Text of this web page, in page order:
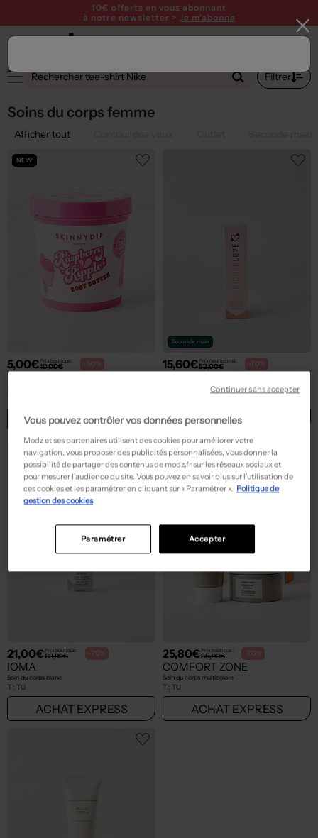
10€ offerts en vous abonnant
à notre newsletter > Je m'abonne
Filtrer
Soins du corps femme
Afficher tout
NEW
5,00€Prix boutique :
10,00€ -50%
Soin du corps rose
ACHAT EXPRESS
Seconde main
15,60€Prix neuf estimé :
52,00€ -70%
Soin du corps rose
ACHAT EXPRESS
21,00€Prix boutique :
69,99€ -70%
IOMA
Soin du corps blanc
T : TU
ACHAT EXPRESS
25,80€Prix boutique :
85,99€ -70%
COMFORT ZONE
Soin du corps multicolore
T : TU
ACHAT EXPRESS
Vous pouvez contrôler vos données personnelles
Modz et ses partenaires utilisent des cookies pour améliorer votre
navigation, vous proposer des publicités personnalisées, vous donner la
possibilité de partager des contenus de modz.fr sur les réseaux sociaux et
pour mesurer l’audience du site. Vous pouvez en savoir plus sur l’utilisation de
ces cookies et les paramétrer en cliquant sur « Paramétrer ». Politique de
gestion des cookies
Accepter
Paramétrer
Continuer sans accepter